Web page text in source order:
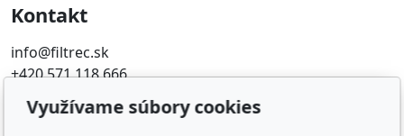
Kontakt
info@filtrec.sk
+420 571 118 666
Obľúbené odkazy
Využívame súbory cookies